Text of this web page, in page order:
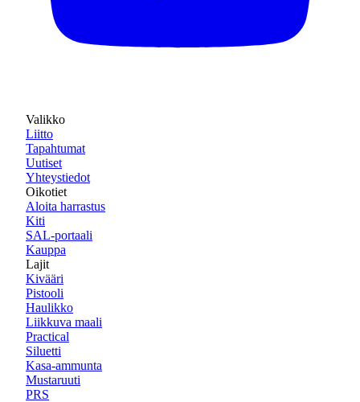
Valikko
Liitto
Tapahtumat
Uutiset
Yhteystiedot
Oikotiet
Aloita harrastus
Kiti
SAL-portaali
Kauppa
Lajit
Kivääri
Pistooli
Haulikko
Liikkuva maali
Practical
Siluetti
Kasa-ammunta
Mustaruuti
PRS